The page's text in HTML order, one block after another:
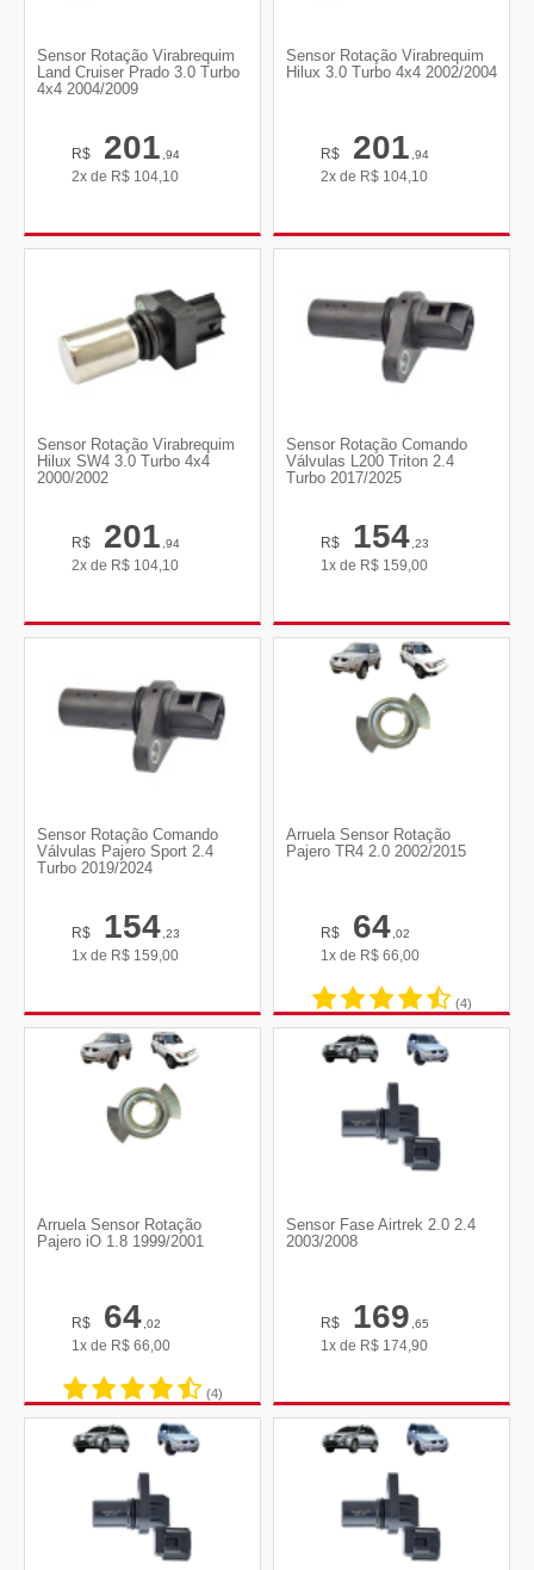
Sensor Rotação Virabrequim
Land Cruiser Prado 3.0 Turbo
4x4 2004/2009
R$ 201,94
2x de R$ 104,10
Sensor Rotação Virabrequim
Hilux 3.0 Turbo 4x4 2002/2004
R$ 201,94
2x de R$ 104,10
Sensor Rotação Virabrequim
Hilux SW4 3.0 Turbo 4x4
2000/2002
R$ 201,94
2x de R$ 104,10
Sensor Rotação Comando
Válvulas L200 Triton 2.4
Turbo 2017/2025
R$ 154,23
1x de R$ 159,00
Sensor Rotação Comando
Válvulas Pajero Sport 2.4
Turbo 2019/2024
R$ 154,23
1x de R$ 159,00
Arruela Sensor Rotação
Pajero TR4 2.0 2002/2015
R$ 64,02
1x de R$ 66,00
(4)
Arruela Sensor Rotação
Pajero iO 1.8 1999/2001
R$ 64,02
1x de R$ 66,00
(4)
Sensor Fase Airtrek 2.0 2.4
2003/2008
R$ 169,65
1x de R$ 174,90